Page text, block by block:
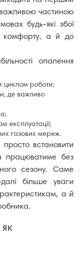
частиною
будь-які збої
комфорту, а й до
опалення
циклом роботи;
де важливо
експлуатації;
газових мереж.
встановити
працюватиме без
сезону. Саме
більше уваги
а й